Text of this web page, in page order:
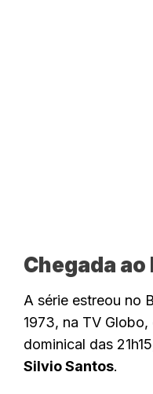
Chegada ao
A série estreou no
1973, na TV
dominical das
Silvio Santos.